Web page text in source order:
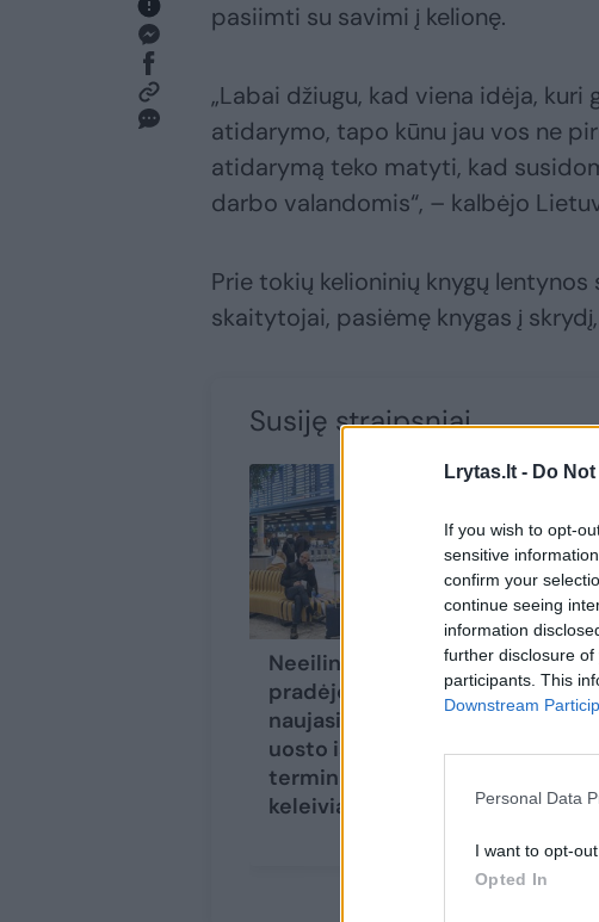
Lrytas.lt - Do
If you wish to opt-
sensitive
confirm your
continue seeing
information
further disclosure of
participants. This
Downstream
Personal Data
I want to opt-
Opted In
pasiimti su savimi į kelionę.
„Labai džiugu, kad viena idėja,
atidarymo, tapo kūnu jau vos ne
atidarymą teko matyti, kad
darbo valandomis“, – kalbėjo
Prie tokių kelioninių knygų
skaitytojai, pasiėmę knygas į
Susiję straipsniai
Neeilinė diena:
pradėjo veikti
naujasis Vilniaus oro
uosto išvykimo
terminalas – pirmieji
keleiviai jau išskrido
kas